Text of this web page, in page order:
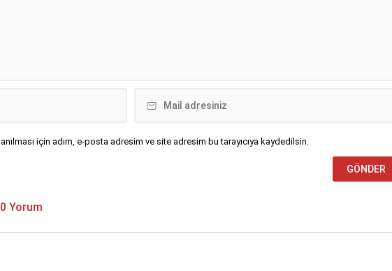
için adım, e-posta adresim ve site adresim bu tarayıcıya kaydedilsin.
Yorum